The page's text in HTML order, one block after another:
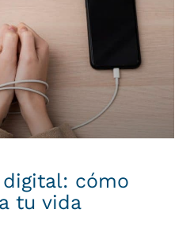
digital: cómo
tu vida